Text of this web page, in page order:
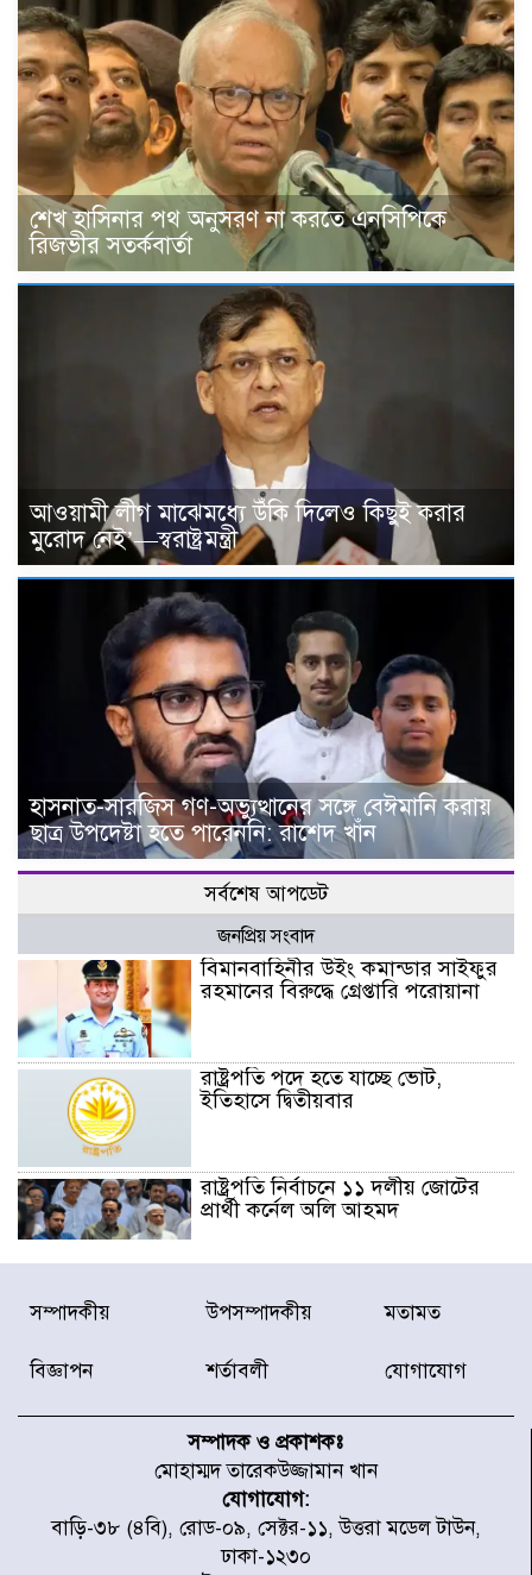
শেখ হাসিনার পথ অনুসরণ না করতে এনসিপিকে
রিজভীর সতর্কবার্তা
আওয়ামী লীগ মাঝেমধ্যে উঁকি দিলেও কিছুই করার
মুরোদ নেই’—স্বরাষ্ট্রমন্ত্রী
হাসনাত-সারজিস গণ-অভ্যুত্থানের সঙ্গে বেঈমানি করায়
ছাত্র উপদেষ্টা হতে পারেননি: রাশেদ খাঁন
সর্বশেষ আপডেট
জনপ্রিয় সংবাদ
বিমানবাহিনীর উইং কমান্ডার সাইফুর
রহমানের বিরুদ্ধে গ্রেপ্তারি পরোয়ানা
রাষ্ট্রপতি পদে হতে যাচ্ছে ভোট,
ইতিহাসে দ্বিতীয়বার
রাষ্ট্রপতি নির্বাচনে ১১ দলীয় জোটের
প্রার্থী কর্নেল অলি আহমদ
ডিএনসিসির সঙ্গে সমন্বয়ে পরিচ্ছন্নতার
নতুন উদ্যোগ নিকুঞ্জ-টানপাড়ায়
উদ্যোগে উত্তরা ১৩ নং সেক্টর-এ
পরিষ্কার-পরিচ্ছন্নতা অভিযান
ডিএমপির অভিযানে ২৪ ঘণ্টায় গ্রেপ্তার
৫০৪, উদ্ধার মাদক-অস্ত্র
সম্পাদকীয় উপসম্পাদকীয় মতামত
বিজ্ঞাপন শর্তাবলী যোগাযোগ
সম্পাদক ও প্রকাশকঃ
মোহাম্মদ তারেকউজ্জামান খান
যোগাযোগ:
বাড়ি-৩৮ (৪বি), রোড-০৯, সেক্টর-১১, উত্তরা মডেল টাউন,
ঢাকা-১২৩০